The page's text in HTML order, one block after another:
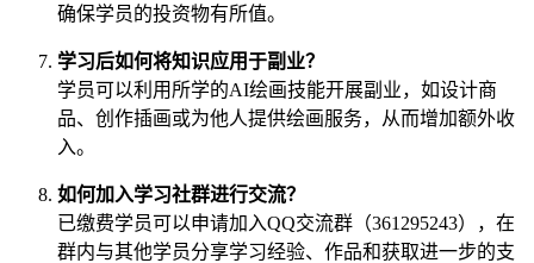
确保学员的投资物有所值。
学习后如何将知识应用于副业？
学员可以利用所学的AI绘画技能开展副业，如设计商
品、创作插画或为他人提供绘画服务，从而增加额外收
入。
如何加入学习社群进行交流？
已缴费学员可以申请加入QQ交流群（361295243），在
群内与其他学员分享学习经验、作品和获取进一步的支